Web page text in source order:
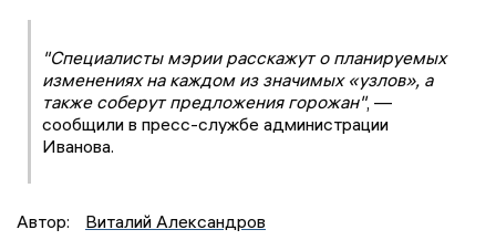
"Специалисты мэрии расскажут о планируемых
изменениях на каждом из значимых «узлов», а
также соберут предложения горожан", —
сообщили в пресс-службе администрации
Иванова.
Автор: Виталий Александров